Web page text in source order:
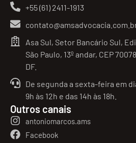
+55 (61) 2411-1913
Asa Sul, Setor Bancário Sul,
São Paulo, 13º andar, CEP
DF.
De segunda a sexta-feira em
9h às 12h e das 14h às 18h.
Outros canais
antoniomarcos.ams
Facebook